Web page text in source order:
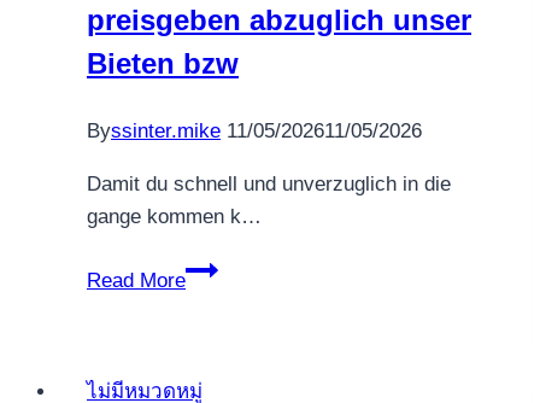
sau
tombole
să
preisgeben abzuglich unser
Bieten bzw
Byssinter.mike 11/05/202611/05/2026
Damit du schnell und unverzuglich in die
gange kommen k…
Read More
Alle
ไม่มีหมวดหมู่